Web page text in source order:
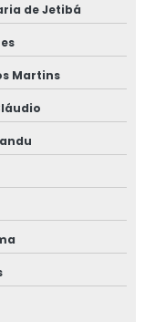
de Jetibá
Martins